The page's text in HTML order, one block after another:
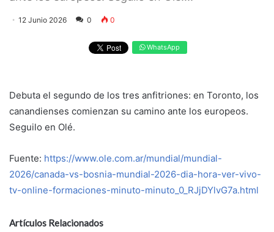
12 Junio 2026 0 0
WhatsApp
Debuta el segundo de los tres anfitriones: en Toronto, los
canandienses comienzan su camino ante los europeos.
Seguilo en Olé.
Fuente: https://www.ole.com.ar/mundial/mundial-
2026/canada-vs-bosnia-mundial-2026-dia-hora-ver-vivo-
tv-online-formaciones-minuto-minuto_0_RJjDYlvG7a.html
Artículos Relacionados